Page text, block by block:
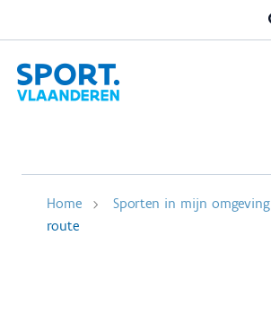
Home Sporten in mijn omgeving
route